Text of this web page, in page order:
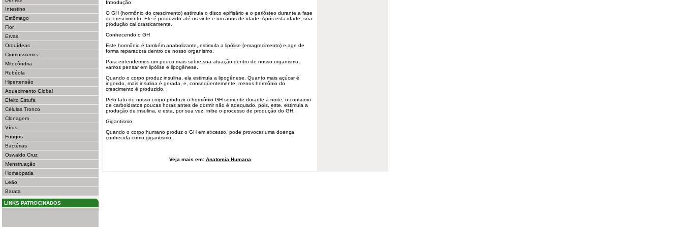
Intestino
Estômago
Flor
Ervas
Orquídeas
Cromossomos
Mitocôndria
Rubéola
Hipertensão
Aquecimento Global
Efeito Estufa
Células Tronco
Clonagem
Vírus
Fungos
Bactérias
Oswaldo Cruz
Menstruação
Homeopatia
Leão
Barata
LINKS PATROCINADOS
Introdução
O GH (hormônio do crescimento) estimula o disco epifisário e o periósteo durante a fase
de crescimento. Ele é produzido até os vinte e um anos de idade. Após esta idade, sua
produção cai drasticamente.
Conhecendo o GH
Este hormônio é também anabolizante, estimula a lipólise (emagrecimento) e age de
forma reparadora dentro de nosso organismo.
Para entendermos um pouco mais sobre sua atuação dentro de nosso organismo,
vamos pensar em lipólise e lipogênese.
Quando o corpo produz insulina, ela estimula a lipogênese. Quanto mais açúcar é
ingerido, mais insulina é gerada, e, conseqüentemente, menos hormônio do
crescimento é produzido.
Pelo fato de nosso corpo produzir o hormônio GH somente durante a noite, o consumo
de carboidratos poucas horas antes de dormir não é adequado, pois, este, estimula a
produção de insulina, e esta, por sua vez, inibe o processo de produção do GH.
Gigantismo
Quando o corpo humano produz o GH em excesso, pode provocar uma doença
conhecida como gigantismo.
Veja mais em: Anatomia Humana